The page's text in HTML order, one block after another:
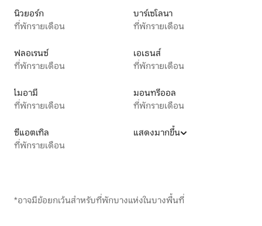
นิวยอร์ก
ที่พักรายเดือน
บาร์เซโลนา
ที่พักรายเดือน
ฟลอเรนซ์
ที่พักรายเดือน
เอเธนส์
ที่พักรายเดือน
ไมอามี
ที่พักรายเดือน
มอนทรีออล
ที่พักรายเดือน
ซีแอตเทิล
ที่พักรายเดือน
แสดงมากขึ้น
*อาจมีข้อยกเว้นสำหรับที่พักบางแห่งในบางพื้นที่